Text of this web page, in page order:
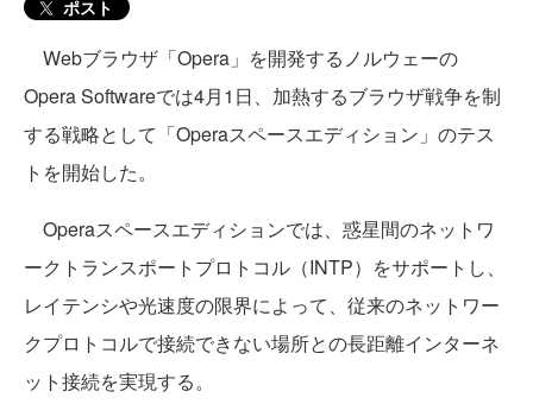
ポスト
Webブラウザ「Opera」を開発するノルウェーの
Opera Softwareでは4月1日、加熱するブラウザ戦争を制
する戦略として「Operaスペースエディション」のテス
トを開始した。
Operaスペースエディションでは、惑星間のネットワ
ークトランスポートプロトコル（INTP）をサポートし、
レイテンシや光速度の限界によって、従来のネットワー
クプロトコルで接続できない場所との長距離インターネ
ット接続を実現する。